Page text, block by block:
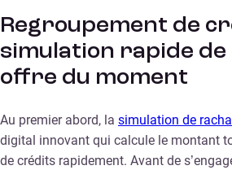
Regroupement de
simulation rapide de
offre du moment
Au premier abord, la simulation de
digital innovant qui calcule le montant
de crédits rapidement. Avant de